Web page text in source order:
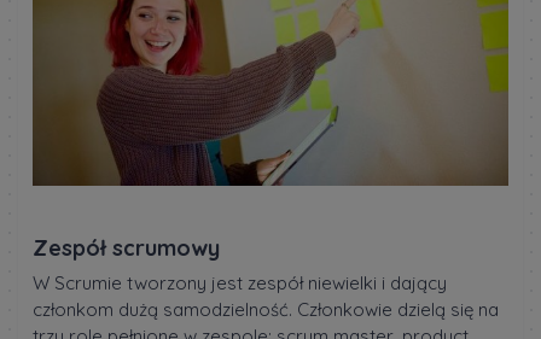
Zespół scrumowy
W Scrumie tworzony jest zespół niewielki i dający
członkom dużą samodzielność. Członkowie dzielą się na